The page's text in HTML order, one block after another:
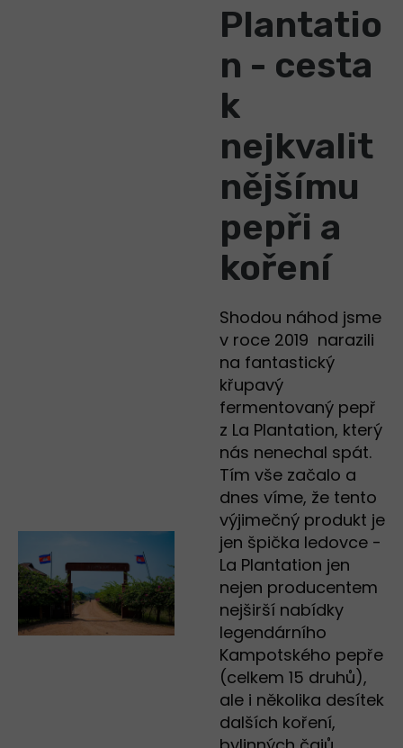
Plantatio
n - cesta
k
nejkvalit
nějšímu
pepři a
koření
Shodou náhod jsme
v roce 2019 narazili
na fantastický
křupavý
fermentovaný pepř
z La Plantation, který
nás nenechal spát.
Tím vše začalo a
dnes víme, že tento
výjimečný produkt je
jen špička ledovce -
La Plantation jen
nejen producentem
nejširší nabídky
legendárního
Kampotského pepře
(celkem 15 druhů),
ale i několika desítek
dalších koření,